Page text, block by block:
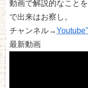
動画で解説的なこと
で出来はお察し。
チャンネル→
最新動画